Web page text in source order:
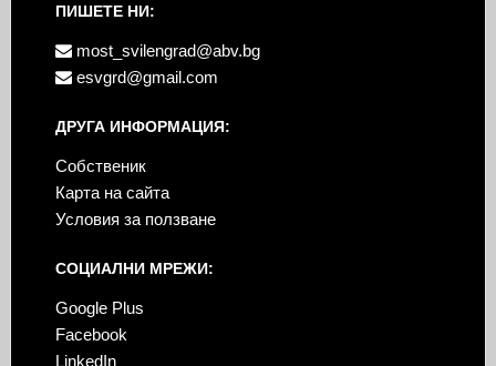
ПИШЕТЕ НИ:
most_svilengrad@abv.bg
esvgrd@gmail.com
ДРУГА ИНФОРМАЦИЯ:
Собственик
Карта на сайта
Условия за ползване
СОЦИАЛНИ МРЕЖИ:
Google Plus
Facebook
LinkedIn